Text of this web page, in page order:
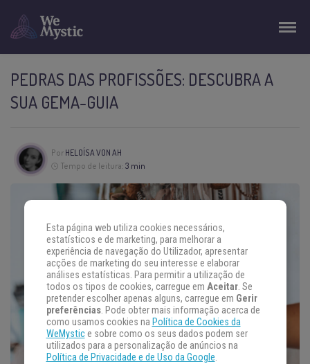
PEDRAS DAS PROFISSÕES: DESCUBRA A
SUA GEMA-GUIA
Por HELOÍSA VON AH
Tempo de leitura: 3 min
Esta página web utiliza cookies necessários,
estatísticos e de marketing, para melhorar a
experiência de navegação do Utilizador, apresentar
acções de marketing do seu interesse e elaborar
análises estatísticas. Para permitir a utilização de
todos os tipos de cookies, carregue em Aceitar. Se
pretender escolher apenas alguns, carregue em Gerir
preferências. Pode obter mais informação acerca de
como usamos cookies na Política de Cookies da
WeMystice sobre como os seus dados podem ser
utilizados para a personalização de anúncios na
Política de Privacidade e de Uso da Google.